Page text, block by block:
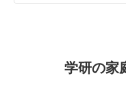
学研の家